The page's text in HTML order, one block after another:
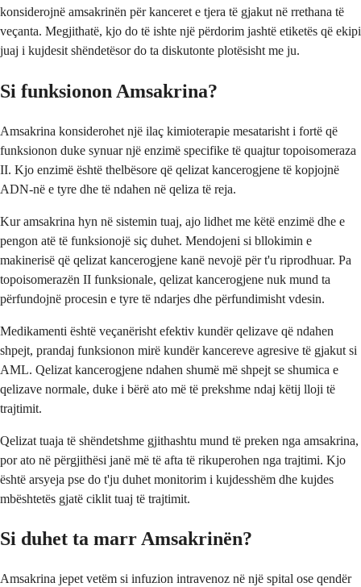
konsiderojnë amsakrinën për kanceret e tjera të gjakut në rrethana të
veçanta. Megjithatë, kjo do të ishte një përdorim jashtë etiketës që ekipi
juaj i kujdesit shëndetësor do ta diskutonte plotësisht me ju.
Si funksionon Amsakrina?
Amsakrina konsiderohet një ilaç kimioterapie mesatarisht i fortë që
funksionon duke synuar një enzimë specifike të quajtur topoisomeraza
II. Kjo enzimë është thelbësore që qelizat kancerogjene të kopjojnë
ADN-në e tyre dhe të ndahen në qeliza të reja.
Kur amsakrina hyn në sistemin tuaj, ajo lidhet me këtë enzimë dhe e
pengon atë të funksionojë siç duhet. Mendojeni si bllokimin e
makinerisë që qelizat kancerogjene kanë nevojë për t'u riprodhuar. Pa
topoisomerazën II funksionale, qelizat kancerogjene nuk mund ta
përfundojnë procesin e tyre të ndarjes dhe përfundimisht vdesin.
Medikamenti është veçanërisht efektiv kundër qelizave që ndahen
shpejt, prandaj funksionon mirë kundër kancereve agresive të gjakut si
AML. Qelizat kancerogjene ndahen shumë më shpejt se shumica e
qelizave normale, duke i bërë ato më të prekshme ndaj këtij lloji të
trajtimit.
Qelizat tuaja të shëndetshme gjithashtu mund të preken nga amsakrina,
por ato në përgjithësi janë më të afta të rikuperohen nga trajtimi. Kjo
është arsyeja pse do t'ju duhet monitorim i kujdesshëm dhe kujdes
mbështetës gjatë ciklit tuaj të trajtimit.
Si duhet ta marr Amsakrinën?
Amsakrina jepet vetëm si infuzion intravenoz në një spital ose qendër